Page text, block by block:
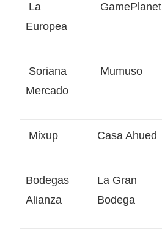
La
Europea
GamePlanet
Soriana
Mercado
Mumuso
Mixup Casa Ahued
Bodegas
Alianza
La Gran
Bodega